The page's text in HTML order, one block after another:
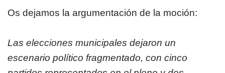
Os dejamos la argumentación de la moción:
Las elecciones municipales dejaron un
escenario político fragmentado, con cinco